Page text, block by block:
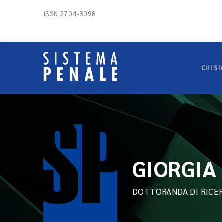
ISSN 2704-8098
CHI
DOTTORANDA DI